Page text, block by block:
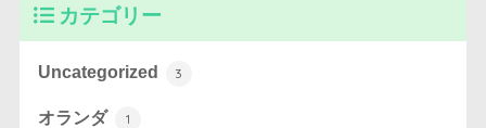
カテゴリー
Uncategorized 3
オランダ 1